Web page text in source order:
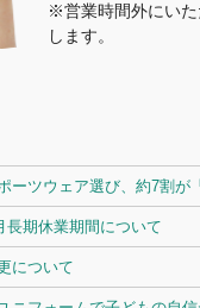
※営業時間外にいた
します。
ーツウェア選び、約7割が
長期休業期間について
について